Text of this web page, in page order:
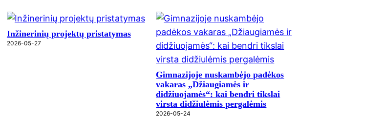
Inžinerinių projektų pristatymas
2026-05-27
Gimnazijoje nuskambėjo padėkos
vakaras „Džiaugiamės ir
didžiuojamės“: kai bendri tikslai
virsta didžiulėmis pergalėmis
2026-05-24